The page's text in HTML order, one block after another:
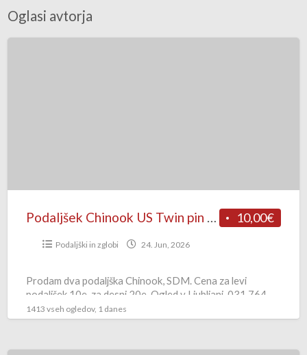
Oglasi avtorja
10,00€
Podaljšek Chinook US Twin pin SDM
Podaljški in zglobi 24. Jun, 2026
Prodam dva podaljška Chinook, SDM. Cena za levi
podaljšek 10e, za desni 20e. Ogled v Ljubljani. 031 764
590
1413 vseh ogledov, 1 danes